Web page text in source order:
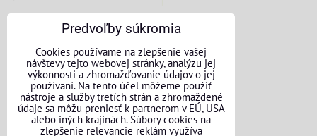
KONTAKTNÉ ÚDAJE
O nás
Kontakt
Požičovňa náradia
Predvoľby súkromia
Cookies používame na zlepšenie vašej
návštevy tejto webovej stránky, analýzu jej
výkonnosti a zhromažďovanie údajov o jej
používaní. Na tento účel môžeme použiť
nástroje a služby tretích strán a zhromaždené
údaje sa môžu preniesť k partnerom v EÚ, USA
alebo iných krajinách. Súbory cookies na
zlepšenie relevancie reklám využíva